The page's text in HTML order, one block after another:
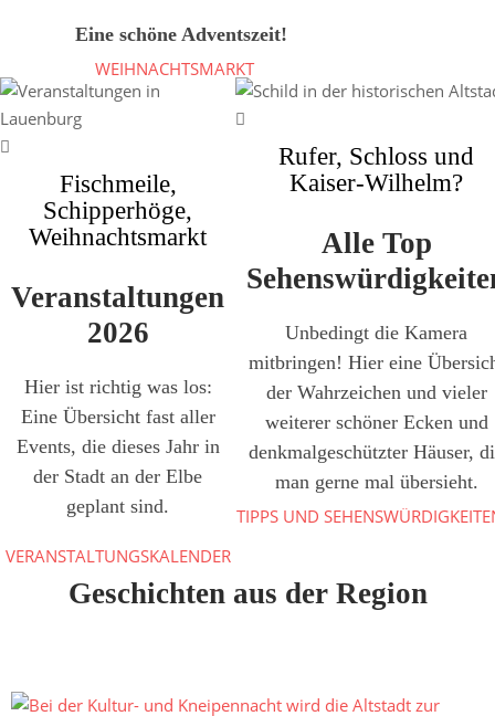
Eine schöne Adventszeit!
WEIHNACHTSMARKT
Fischmeile,
Schipperhöge,
Weihnachtsmarkt
Veranstaltungen
2026
Hier ist richtig was los:
Eine Übersicht fast aller
Events, die dieses Jahr in
der Stadt an der Elbe
geplant sind.
VERANSTALTUNGSKALENDER
Rufer, Schloss und
Kaiser-Wilhelm?
Alle Top
Unbedingt die Kamera
mitbringen! Hier eine
der Wahrzeichen und vieler
weiterer schöner Ecken und
denkmalgeschützter Häuser,
man gerne mal übersieht.
TIPPS UND
Geschichten aus der Region